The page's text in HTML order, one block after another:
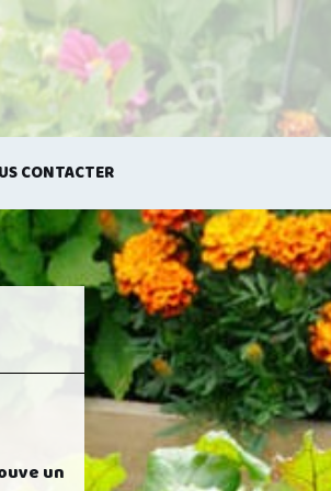
CONTACTER
un